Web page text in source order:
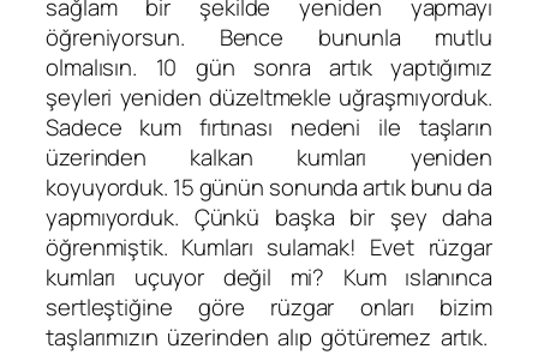
sağlam bir şekilde yeniden yapmayı
öğreniyorsun. Bence bununla mutlu
olmalısın. 10 gün sonra artık yaptığımız
şeyleri yeniden düzeltmekle uğraşmıyorduk.
Sadece kum fırtınası nedeni ile taşların
üzerinden kalkan kumları yeniden
koyuyorduk. 15 günün sonunda artık bunu da
yapmıyorduk. Çünkü başka bir şey daha
öğrenmiştik. Kumları sulamak! Evet rüzgar
kumları uçuyor değil mi? Kum ıslanınca
sertleştiğine göre rüzgar onları bizim
taşlarımızın üzerinden alıp götüremez artık.